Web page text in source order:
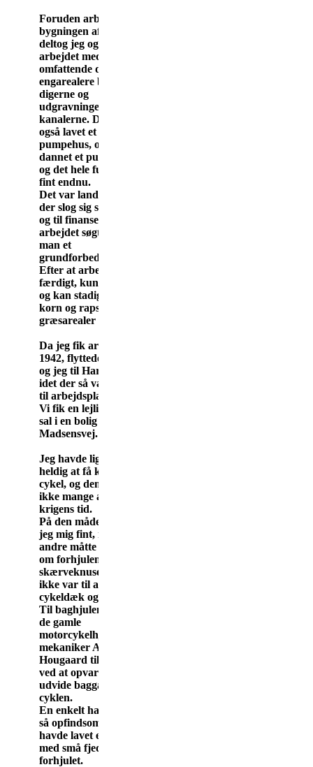
Foruden arbejdet med
bygningen af digere
deltog jeg også i
arbejdet med den
omfattende dræning
engarealere bag
digerne og
udgravningen af
kanalerne. Der blev
også lavet et
pumpehus, og der
dannet et pumpelaug,
og det hele fungerer
fint endnu.
Det var landmændene,
der slog sig sammen,
og til finanseringen af
arbejdet søgte og fik
man et
grundforbedringslån.
Efter at arbejdet
færdigt, kunne man -
og kan stadig dyrke
korn og raps, og der er
græsarealer til køerne.
Da jeg fik arbejdet i
1942, flyttede Matha
og jeg til Harridslev,
idet der så var kortere
til arbejdspladsen.
Vi fik en lejlighed på 1.
sal i en bolig på Dr.
Madsensvej.
Jeg havde lige været så
heldig at få købt en ny
cykel, og dem var der
ikke mange af i
krigens tid.
På den måde klarede
jeg mig fint, mens
andre måtte have reb
om forhjulene på deres
skærveknusere,
ikke var til at få
cykeldæk og slanger.
Til baghjulene brugte
de gamle
motorcykelhjul, som
mekaniker Alvin
Hougaard tilpassede
ved at opvarme og
udvide baggaflen på
cyklen.
En enkelt havde været
så opfindsom, at han
havde lavet en træring
med små fjedre i til
forhjulet.